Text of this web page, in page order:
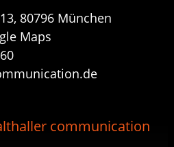
80796 München
Maps
communication